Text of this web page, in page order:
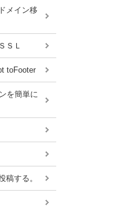
メイン移
ＳＬ
toFooter
を簡単に
稿する。